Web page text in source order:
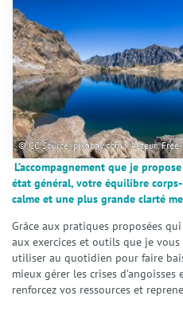
Interventions et
Actualités
Tarifs
FAQ
Contact
© CC Source: pixabay.com / Auteur:
L’accompagnement que je
état général, votre équilibre
calme et une plus grande clarté
Grâce aux pratiques proposées
aux exercices et outils que je
utiliser au quotidien pour faire
mieux gérer les crises d’angoisses
renforcez vos ressources et